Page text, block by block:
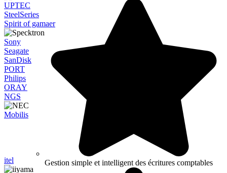
Gestion simple et intelligent des écritures comptables
UPTEC
SteelSeries
Spirit of gamaer
Sony
Seagate
SanDisk
PORT
Philips
ORAY
NGS
Mobilis
itel